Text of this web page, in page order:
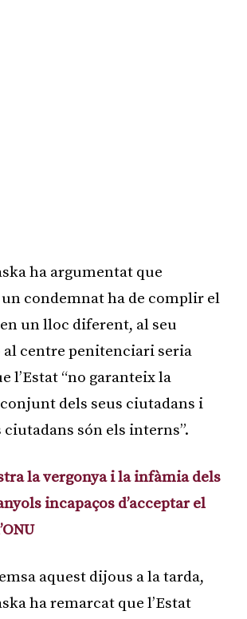
ha argumentat que
un condemnat ha de complir el
un lloc diferent, al seu
centre penitenciari seria
l’Estat “no garanteix la
dels seus ciutadans i
ciutadans són els interns”.
la vergonya i la infàmia dels
incapaços d’acceptar el
aquest dijous a la tarda,
ha remarcat que l’Estat